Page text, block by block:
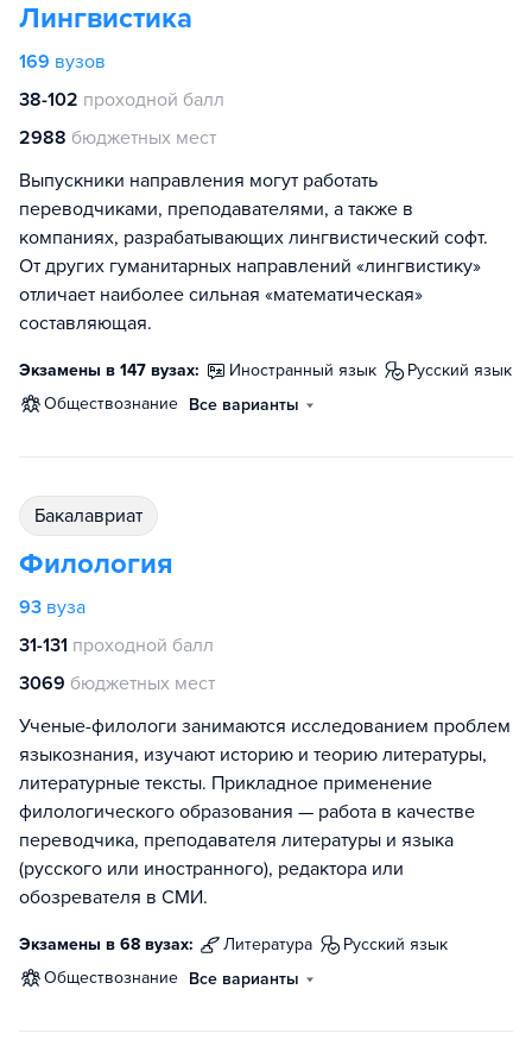
Лингвистика
169 вузов
38-102 проходной балл
2988 бюджетных мест
Выпускники направления могут работать
переводчиками, преподавателями, а также в
компаниях, разрабатывающих лингвистический софт.
От других гуманитарных направлений «лингвистику»
отличает наиболее сильная «математическая»
составляющая.
Экзамены в 147 вузах: иностранный язык
русский язык
обществознание Все варианты
бакалавриат
Филология
93 вуза
31-131 проходной балл
3069 бюджетных мест
Ученые-филологи занимаются исследованием проблем
языкознания, изучают историю и теорию литературы,
литературные тексты. Прикладное применение
филологического образования — работа в качестве
переводчика, преподавателя литературы и языка
(русского или иностранного), редактора или
обозревателя в СМИ.
Экзамены в 68 вузах: литература
русский язык
обществознание Все варианты